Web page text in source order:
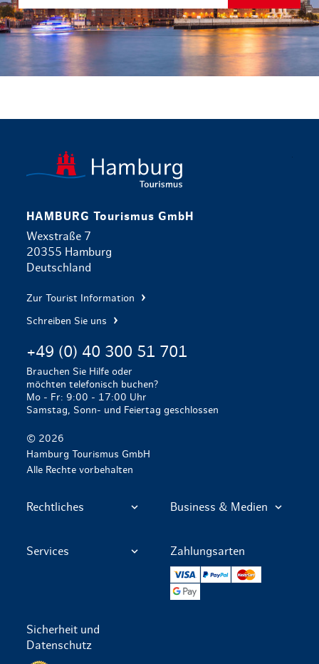
HAMBURG Tourismus GmbH
Wexstraße 7
20355 Hamburg
Deutschland
Zur Tourist Information
Schreiben Sie uns
+49 (0) 40 300 51 701
Brauchen Sie Hilfe oder
möchten telefonisch buchen?
Mo - Fr: 9:00 - 17:00 Uhr
Samstag, Sonn- und Feiertag geschlossen
© 2026
Hamburg Tourismus GmbH
Alle Rechte vorbehalten
Rechtliches Business & Medien
Services Zahlungsarten
PayPal
Sicherheit und
Datenschutz